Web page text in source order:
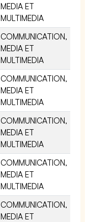
MEDIA ET
MULTIMEDIA
COMMUNICATION,
MEDIA ET
MULTIMEDIA
COMMUNICATION,
MEDIA ET
MULTIMEDIA
COMMUNICATION,
MEDIA ET
MULTIMEDIA
COMMUNICATION,
MEDIA ET
MULTIMEDIA
COMMUNICATION,
MEDIA ET